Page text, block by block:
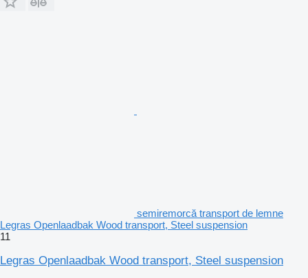
semiremorcă transport de lemne
Legras Openlaadbak Wood transport, Steel suspension
11
Legras Openlaadbak Wood transport, Steel suspension